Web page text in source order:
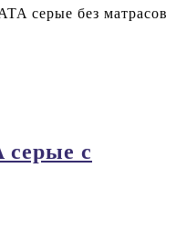
серые без матрасов
серые с